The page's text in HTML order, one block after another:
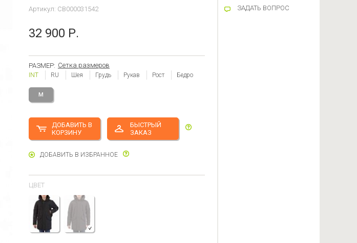
Артикул: CB000031542
32 900 Р.
РАЗМЕР: Сетка размеров
INT RU Шея Грудь Рукав Рост Бедро
M
ДОБАВИТЬ В
КОРЗИНУ
БЫСТРЫЙ
ЗАКАЗ
ДОБАВИТЬ В ИЗБРАННОЕ
ЦВЕТ
ЗАДАТЬ ВОПРОС